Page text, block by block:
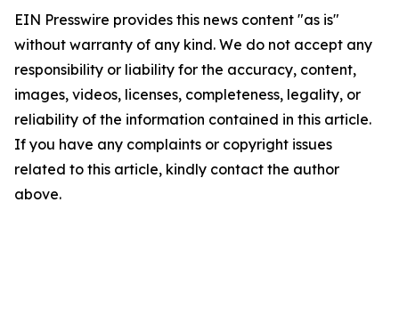
EIN Presswire provides this news content "as is"
without warranty of any kind. We do not accept any
responsibility or liability for the accuracy, content,
images, videos, licenses, completeness, legality, or
reliability of the information contained in this article.
If you have any complaints or copyright issues
related to this article, kindly contact the author
above.